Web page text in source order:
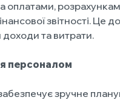
оплатами,
звітності. Це
та витрати.
персоналом
зручне